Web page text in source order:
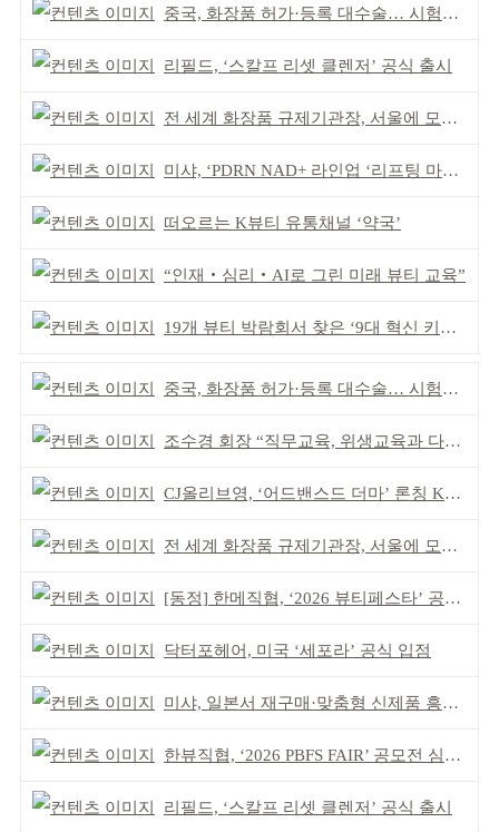
중국, 화장품 허가·등록 대수술… 시험자료 공용 허용
리필드, ‘스칼프 리셋 클렌저’ 공식 출시
전 세계 화장품 규제기관장, 서울에 모인다
미샤, ‘PDRN NAD+ 라인업 ‘리프팅 마스크’ 출시
떠오르는 K뷰티 유통채널 ‘약국’
“인재‧심리‧AI로 그린 미래 뷰티 교육”
19개 뷰티 박람회서 찾은 ‘9대 혁신 키워드’
중국, 화장품 허가·등록 대수술… 시험자료 공용 허용
조수경 회장 “직무교육, 위생교육과 다르다”
CJ올리브영, ‘어드밴스드 더마’ 론칭 K더마 육성 박차
전 세계 화장품 규제기관장, 서울에 모인다
[동정] 한메직협, ‘2026 뷰티페스타’ 공동 주최
닥터포헤어, 미국 ‘세포라’ 공식 입점
미샤, 일본서 재구매·맞춤형 신제품 흥행 ‘쌍끌이’
한뷰직협, ‘2026 PBFS FAIR’ 공모전 심사 성료
리필드, ‘스칼프 리셋 클렌저’ 공식 출시